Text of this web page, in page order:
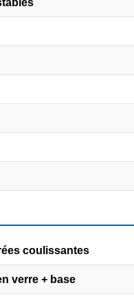
coulissantes
verre + base